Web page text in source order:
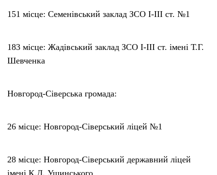
151 місце: Семенівський заклад ЗСО І-ІІІ ст. №1
183 місце: Жадівський заклад ЗСО І-ІІІ ст. імені Т.Г.
Шевченка
Новгород-Сіверська громада:
26 місце: Новгород-Сіверський ліцей №1
28 місце: Новгород-Сіверський державний ліцей
імені К.Д. Ушинського